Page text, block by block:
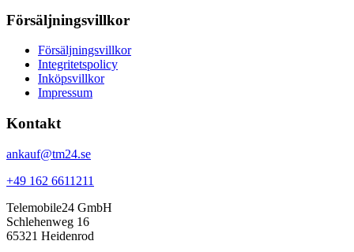
Försäljningsvillkor
Försäljningsvillkor
Integritetspolicy
Inköpsvillkor
Impressum
Kontakt
ankauf@tm24.se
+49 162 6611211
Telemobile24 GmbH
Schlehenweg 16
65321 Heidenrod